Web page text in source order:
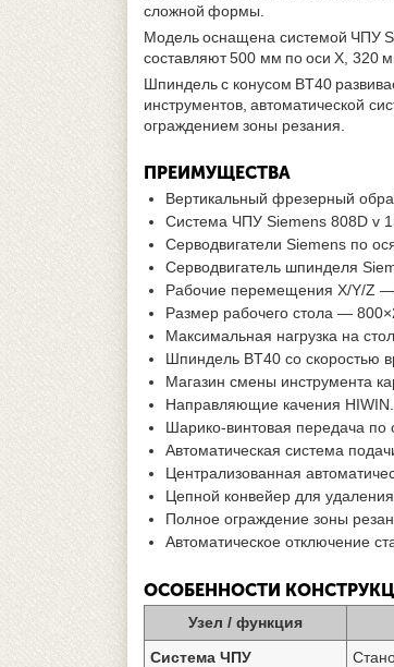
сложной формы.
Модель оснащена системой ЧПУ
составляют 500 мм по оси X, 320
Шпиндель с конусом BT40
инструментов, автоматической
ограждением зоны резания.
ПРЕИМУЩЕСТВА
Вертикальный фрезерный
Система ЧПУ Siemens 808D v
Серводвигатели Siemens по
Серводвигатель шпинделя
Рабочие перемещения X/Y/Z
Размер рабочего стола —
Максимальная нагрузка на
Шпиндель BT40 со скоростью
Магазин смены инструмента
Направляющие качения HIWIN.
Шарико-винтовая передача по
Автоматическая система
Централизованная
Цепной конвейер для удаления
Полное ограждение зоны
Автоматическое отключение
ОСОБЕННОСТИ
Узел / функция
Система ЧПУ